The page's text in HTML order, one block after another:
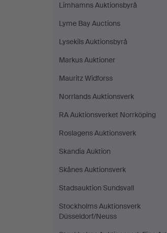
Limhamns Auktionsbyrå
Lyme Bay Auctions
Lysekils Auktionsbyrå
Markus Auktioner
Mauritz Widforss
Norrlands Auktionsverk
RA Auktionsverket Norrköping
Roslagens Auktionsverk
Skandia Auktion
Skånes Auktionsverk
Stadsauktion Sundsvall
Stockholms Auktionsverk
Düsseldorf/Neuss